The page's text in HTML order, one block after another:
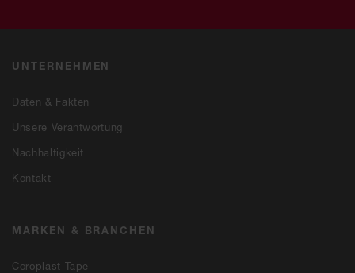
UNTERNEHMEN
Daten & Fakten
Unsere Verantwortung
Nachhaltigkeit
Kontakt
MARKEN & BRANCHEN
Coroplast Tape